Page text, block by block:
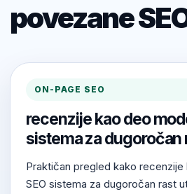
povezane
ON-PAGE SEO
recenzije kao deo
sistema za dugoročan
Praktičan pregled kako
SEO sistema za dugoročan rast